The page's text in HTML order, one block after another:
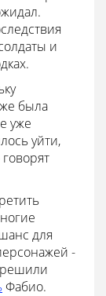
и
была
уже
уйти,
для
-
решили
Фабио.